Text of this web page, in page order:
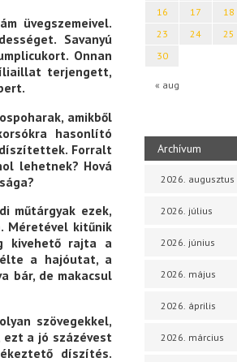
üvegszemeivel.
Savanyú
Onnan
terjengett,
amikből
hasonlító
díszítettek. Forralt
lehetnek? Hová
műtárgyak ezek,
Méretével kitűnik
kivehető rajta a
a hajóutat, a
bár, de makacsul
szövegekkel,
a jó százévest
díszítés.
« aug
16
17 18
23
24 25
30
Archívum
2026. augusztus
2026. július
2026. június
2026. május
2026. április
2026. március